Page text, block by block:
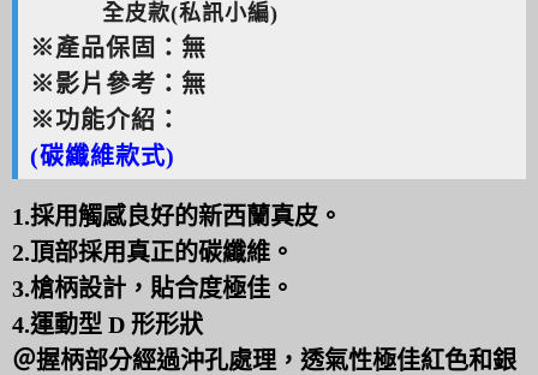
全皮款(私訊小編)
※產品保固：無
※影片參考：無
※功能介紹：
(碳纖維款式)
1.採用觸感良好的新西蘭真皮。
2.頂部採用真正的碳纖維。
3.槍柄設計，貼合度極佳。
4.運動型 D 形形狀
＠握柄部分經過沖孔處理，透氣性極佳紅色和銀